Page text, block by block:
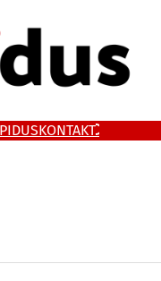
KONTAKT